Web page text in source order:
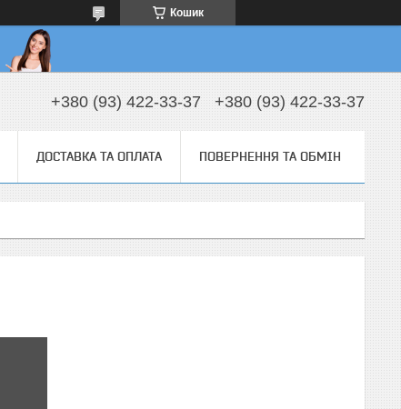
Кошик
+380 (93) 422-33-37 +380 (93) 422-33-37
ДОСТАВКА ТА ОПЛАТА ПОВЕРНЕННЯ ТА ОБМІН